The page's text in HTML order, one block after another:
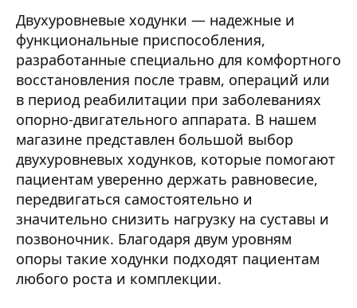
Двухуровневые ходунки — надежные и
функциональные приспособления,
разработанные специально для комфортного
восстановления после травм, операций или
в период реабилитации при заболеваниях
опорно-двигательного аппарата. В нашем
магазине представлен большой выбор
двухуровневых ходунков, которые помогают
пациентам уверенно держать равновесие,
передвигаться самостоятельно и
значительно снизить нагрузку на суставы и
позвоночник. Благодаря двум уровням
опоры такие ходунки подходят пациентам
любого роста и комплекции.